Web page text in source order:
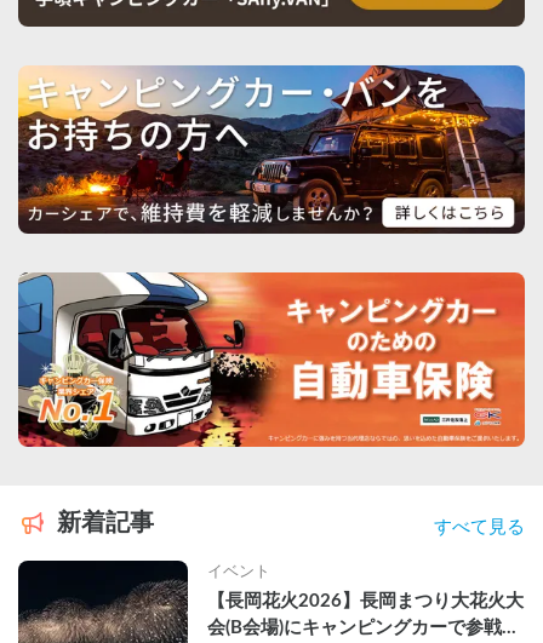
新着記事 すべて見る
イベント
【長岡花火2026】長岡まつり大花火大
会(B会場)にキャンピングカーで参戦し